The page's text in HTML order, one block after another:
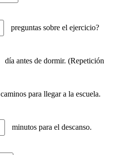
preguntas sobre el ejercicio?
día antes de dormir. (Repetición
caminos para llegar a la escuela.
minutos para el descanso.